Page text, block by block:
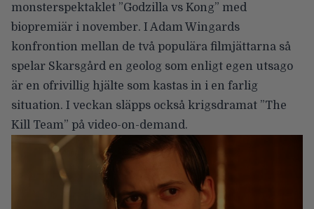
monsterspektaklet ”Godzilla vs Kong” med
biopremiär i november. I Adam Wingards
konfrontion mellan de två populära filmjättarna så
spelar Skarsgård en geolog som enligt egen utsago
är en ofrivillig hjälte som kastas in i en farlig
situation. I veckan släpps också krigsdramat ”The
Kill Team” på video-on-demand.